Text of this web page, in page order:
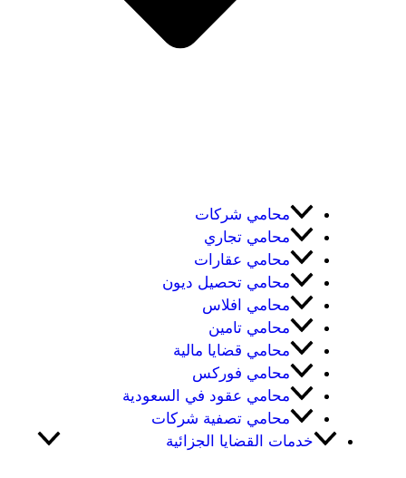
محامي شركات
محامي تجاري
محامي عقارات
محامي تحصيل ديون
محامي افلاس
محامي تامين
محامي قضايا مالية
محامي فوركس
محامي عقود في السعودية
محامي تصفية شركات
خدمات القضايا الجزائية